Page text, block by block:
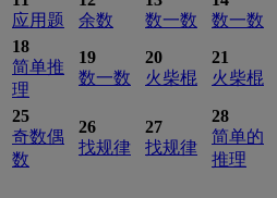
应用题
余数
数一数
数一数
18
简单推
理
19
数一数
20
火柴棍
21
火柴棍
25
奇数偶
数
26
找规律
27
找规律
28
简单的
推理